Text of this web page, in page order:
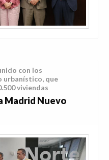
con los
urbanístico, que
viviendas
Madrid Nuevo